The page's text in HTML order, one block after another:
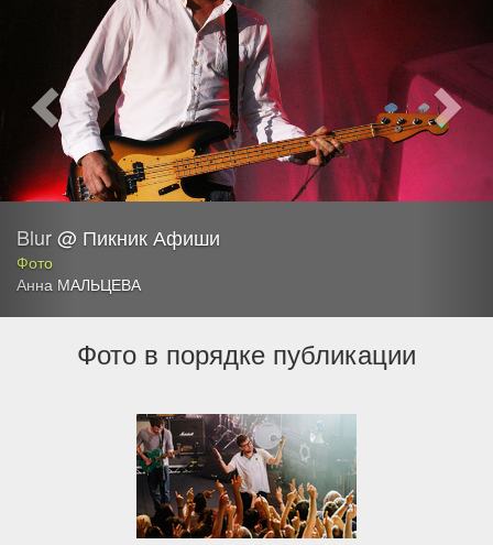
Blur @ Пикник Афиши
Фото
Анна МАЛЬЦЕВА
Фото в порядке публикации